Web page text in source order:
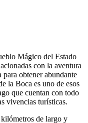
Mágico del Estado
con la aventura
obtener abundante
la Boca es uno de esos
que cuentan con todo
vivencias turísticas.
de largo y